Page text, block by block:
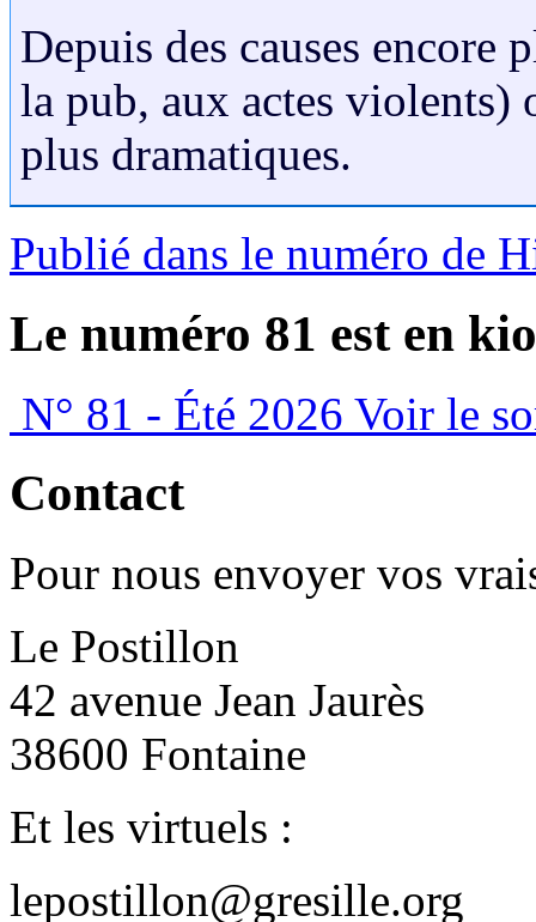
Depuis des causes encore
la pub, aux actes violents)
plus dramatiques.
Publié dans le numéro de
Le numéro 81 est en
N° 81 - Été 2026 Voir le
Contact
Pour nous envoyer vos
Le Postillon
42 avenue Jean Jaurès
38600 Fontaine
Et les virtuels :
lepostillon@gresille.org